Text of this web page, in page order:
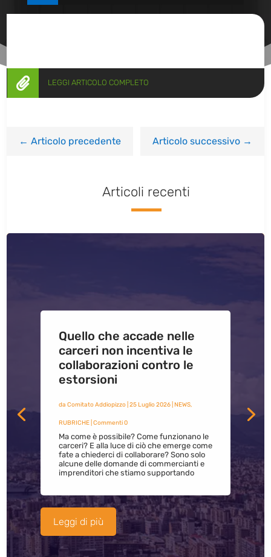
 LEGGI ARTICOLO COMPLETO
←Articolo precedente Articolo successivo→
Articoli recenti
Quello che accade nelle
carceri non incentiva le
collaborazioni contro le
estorsioni
da Comitato Addiopizzo| 25 Luglio 2026| NEWS,
RUBRICHE| Commenti 0
Ma come è possibile? Come funzionano le
carceri? E alla luce di ciò che emerge come
fate a chiederci di collaborare? Sono solo
alcune delle domande di commercianti e
imprenditori che stiamo supportando
Leggi di più